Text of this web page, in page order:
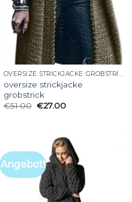
OVERSIZE STRICKJACKE GROBSTRICK
oversize strickjacke
grobstrick
€51.00 €27.00
Angebot!